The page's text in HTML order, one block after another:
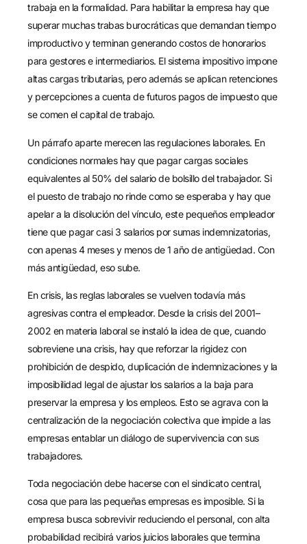
trabaja en la formalidad. Para habilitar la empresa hay que
superar muchas trabas burocráticas que demandan tiempo
improductivo y terminan generando costos de honorarios
para gestores e intermediarios. El sistema impositivo impone
altas cargas tributarias, pero además se aplican retenciones
y percepciones a cuenta de futuros pagos de impuesto que
se comen el capital de trabajo.
Un párrafo aparte merecen las regulaciones laborales. En
condiciones normales hay que pagar cargas sociales
equivalentes al 50% del salario de bolsillo del trabajador. Si
el puesto de trabajo no rinde como se esperaba y hay que
apelar a la disolución del vínculo, este pequeños empleador
tiene que pagar casi 3 salarios por sumas indemnizatorias,
con apenas 4 meses y menos de 1 año de antigüedad. Con
más antigüedad, eso sube.
En crisis, las reglas laborales se vuelven todavía más
agresivas contra el empleador. Desde la crisis del 2001–
2002 en materia laboral se instaló la idea de que, cuando
sobreviene una crisis, hay que reforzar la rigidez con
prohibición de despido, duplicación de indemnizaciones y la
imposibilidad legal de ajustar los salarios a la baja para
preservar la empresa y los empleos. Esto se agrava con la
centralización de la negociación colectiva que impide a las
empresas entablar un diálogo de supervivencia con sus
trabajadores.
Toda negociación debe hacerse con el sindicato central,
cosa que para las pequeñas empresas es imposible. Si la
empresa busca sobrevivir reduciendo el personal, con alta
probabilidad recibirá varios juicios laborales que termina